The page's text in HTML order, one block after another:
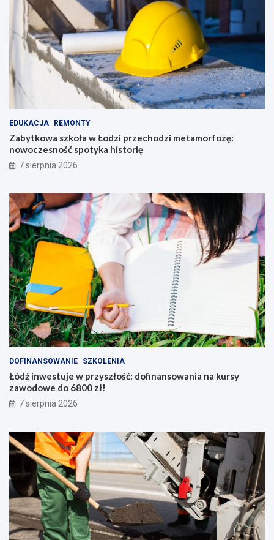
EDUKACJA REMONTY
Zabytkowa szkoła w Łodzi przechodzi metamorfozę:
nowoczesność spotyka historię
7 sierpnia 2026
DOFINANSOWANIE SZKOLENIA
Łódź inwestuje w przyszłość: dofinansowania na kursy
zawodowe do 6800 zł!
7 sierpnia 2026